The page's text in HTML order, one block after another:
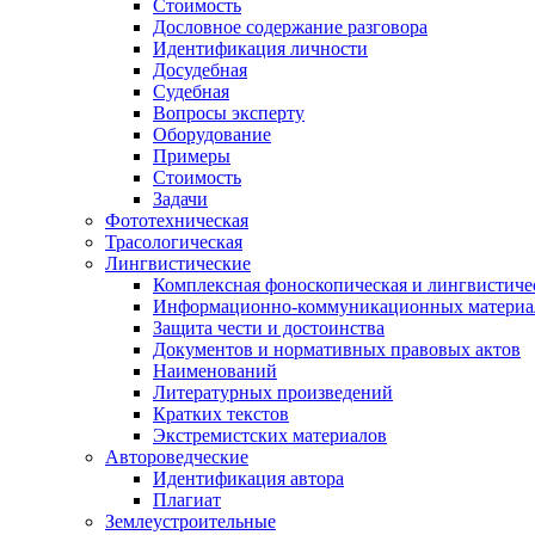
Стоимость
Дословное содержание разговора
Идентификация личности
Досудебная
Судебная
Вопросы эксперту
Оборудование
Примеры
Стоимость
Задачи
Фототехническая
Трасологическая
Лингвистические
Комплексная фоноскопическая и
Информационно-коммуникационных
Защита чести и достоинства
Документов и нормативных правовых актов
Наименований
Литературных произведений
Кратких текстов
Экстремистских материалов
Автороведческие
Идентификация автора
Плагиат
Землеустроительные